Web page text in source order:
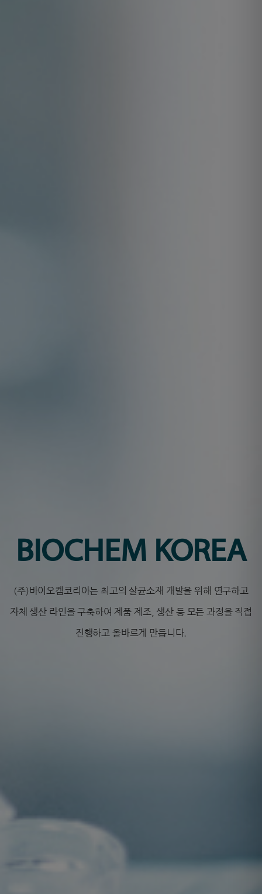
BIOCHEM KOREA
(주)바이오켐코리아는 최고의 살균소재 개발을 위해 연구하고
자체 생산 라인을 구축하여 제품 제조, 생산 등 모든 과정을 직접
진행하고 올바르게 만듭니다.